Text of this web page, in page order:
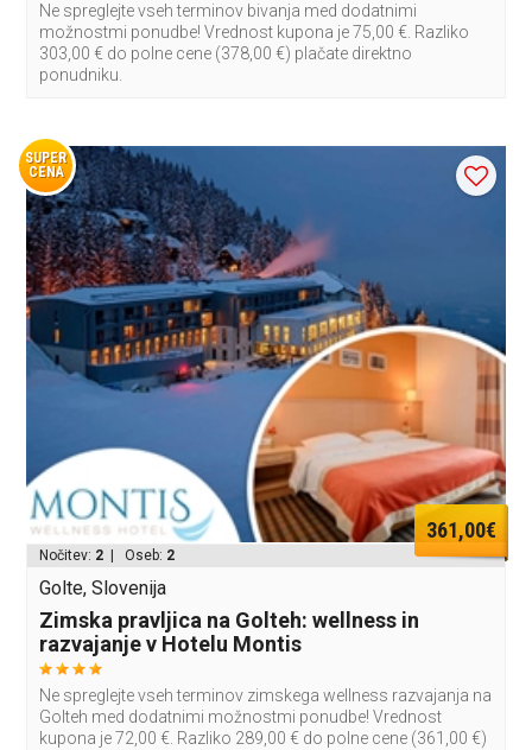
Ne spreglejte vseh terminov bivanja med dodatnimi
možnostmi ponudbe! Vrednost kupona je 75,00 €. Razliko
303,00 € do polne cene (378,00 €) plačate direktno
ponudniku.
SUPER
CENA
361,00€
Nočitev: 2 | Oseb: 2
Golte, Slovenija
Zimska pravljica na Golteh: wellness in
razvajanje v Hotelu Montis
Ne spreglejte vseh terminov zimskega wellness razvajanja na
Golteh med dodatnimi možnostmi ponudbe! Vrednost
kupona je 72,00 €. Razliko 289,00 € do polne cene (361,00 €)